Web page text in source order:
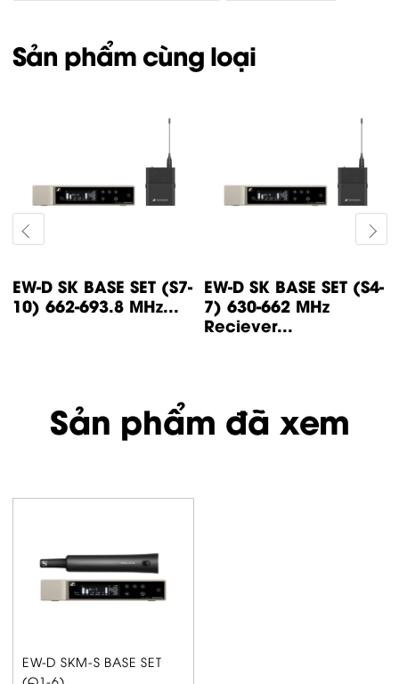
Sản phẩm cùng loại
EW-D SK BASE SET (S7-
10) 662-693.8 MHz...
EW-D SK BASE SET (S4-
7) 630-662 MHz
Reciever...
Sản phẩm đã xem
EW-D SKM-S BASE SET